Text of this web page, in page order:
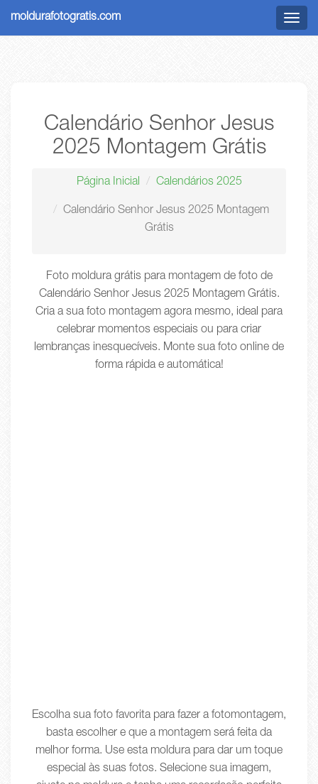
Menu
moldurafotogratis.com
Calendário Senhor Jesus
2025 Montagem Grátis
Página Inicial Calendários 2025
Calendário Senhor Jesus 2025 Montagem
Grátis
Foto moldura grátis para montagem de foto de
Calendário Senhor Jesus 2025 Montagem Grátis.
Cria a sua foto montagem agora mesmo, ideal para
celebrar momentos especiais ou para criar
lembranças inesquecíveis. Monte sua foto online de
forma rápida e automática!
Escolha sua foto favorita para fazer a fotomontagem,
basta escolher e que a montagem será feita da
melhor forma. Use esta moldura para dar um toque
especial às suas fotos. Selecione sua imagem,